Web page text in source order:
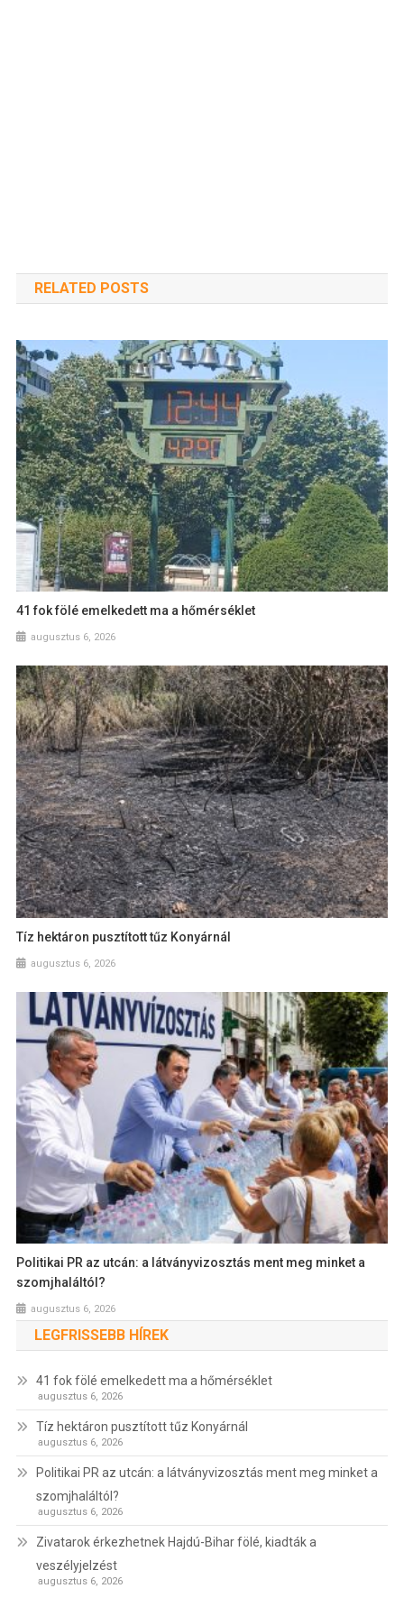
RELATED POSTS
41 fok fölé emelkedett ma a hőmérséklet
augusztus 6, 2026
Tíz hektáron pusztított tűz Konyárnál
augusztus 6, 2026
Politikai PR az utcán: a látványvizosztás ment meg minket a
szomjhaláltól?
augusztus 6, 2026
LEGFRISSEBB HÍREK
41 fok fölé emelkedett ma a hőmérséklet
augusztus 6, 2026
Tíz hektáron pusztított tűz Konyárnál
augusztus 6, 2026
Politikai PR az utcán: a látványvizosztás ment meg minket a
szomjhaláltól?
augusztus 6, 2026
Zivatarok érkezhetnek Hajdú-Bihar fölé, kiadták a
veszélyjelzést
augusztus 6, 2026